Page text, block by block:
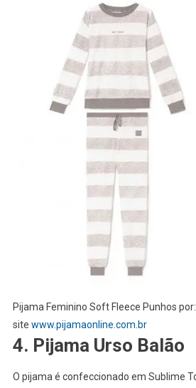
Pijama Feminino Soft Fleece Punhos
site www.pijamaonline.com.br
4. Pijama Urso Balão
O pijama é confeccionado em Sublime